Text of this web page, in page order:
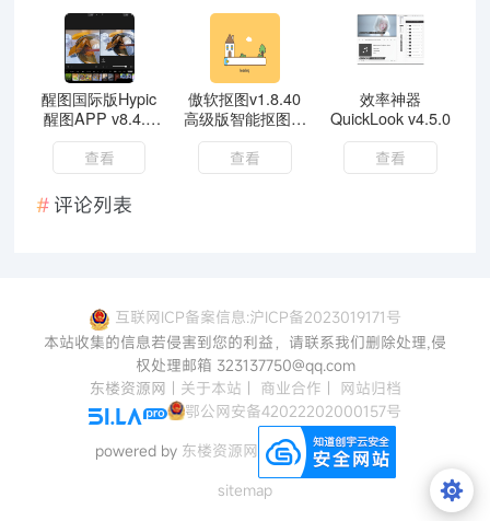
醒图国际版Hypic
醒图APP v8.4.0
解锁高级版
查看
傲软抠图v1.8.40
高级版智能抠图软
件解锁VIP
查看
效率神器
QuickLook v4.5.0
查看
评论列表
互联网ICP备案信息:沪ICP备2023019171号
本站收集的信息若侵害到您的利益，请联系我们删除处理,侵
权处理邮箱 323137750@qq.com
东楼资源网 | 关于本站 | 商业合作 | 网站归档
鄂公网安备42022202000157号
powered by 东楼资源网
sitemap